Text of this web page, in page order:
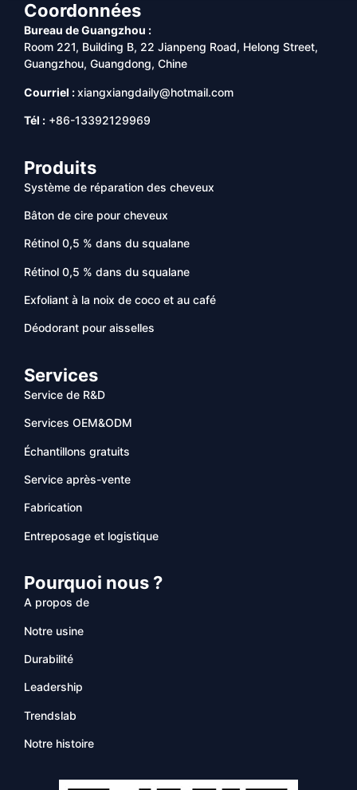
Coordonnées
Bureau de Guangzhou :
Room 221, Building B, 22 Jianpeng Road, Helong Street,
Guangzhou, Guangdong, Chine
Courriel :xiangxiangdaily@hotmail.com
Tél : +86-13392129969
Produits
Système de réparation des cheveux
Bâton de cire pour cheveux
Rétinol 0,5 % dans du squalane
Rétinol 0,5 % dans du squalane
Exfoliant à la noix de coco et au café
Déodorant pour aisselles
Services
Service de R&D
Services OEM&ODM
Échantillons gratuits
Service après-vente
Fabrication
Entreposage et logistique
Pourquoi nous ?
A propos de
Notre usine
Durabilité
Leadership
Trendslab
Notre histoire